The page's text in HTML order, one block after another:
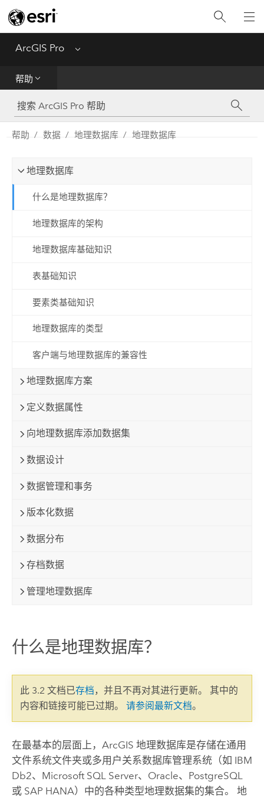
ArcGIS Pro Menu
帮助
工具参考
Python
帮助 数据 地理数据库 地理数据库
地理数据库
什么是地理数据库？
地理数据库的架构
地理数据库基础知识
表基础知识
要素类基础知识
地理数据库的类型
客户端与地理数据库的兼容性
地理数据库方案
定义数据属性
向地理数据库添加数据集
数据设计
数据管理和事务
版本化数据
数据分布
存档数据
管理地理数据库
什么是地理数据库？
此 3.2 文档已存档，并且不再对其进行更新。 其中的
内容和链接可能已过期。 请参阅最新文档。
在最基本的层面上，ArcGIS 地理数据库是存储在通用
文件系统文件夹或多用户关系数据库管理系统（如 IBM
Db2、 Microsoft SQL Server、 Oracle、 PostgreSQL
或 SAP HANA）中的各种类型地理数据集的集合。 地